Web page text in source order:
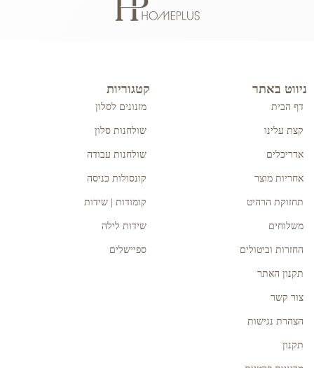
ניווט באתר
דף הבית
קצת עלינו
אדריכלים
אחריות מוצר
תחזוקת הרהיט
משלוחים
החזרות וביטולים
תקנון האתר
צור קשר
הצהרת נגישות
תקנון
קטגוריות
מזנונים לסלון
שולחנות סלון
שולחנות עבודה
קונסולות כניסה
קומודות | שידות
שידות לילה
ספיישלים